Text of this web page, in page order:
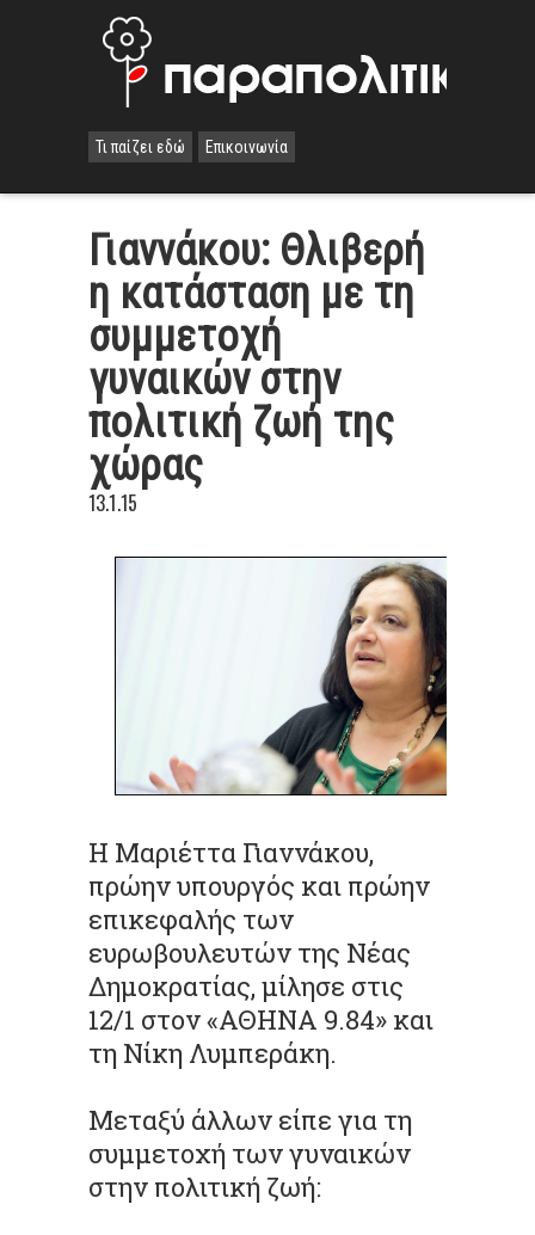
Τι παίζει εδώ Επικοινωνία
Γιαννάκου: Θλιβερή
η κατάσταση με τη
συμμετοχή
γυναικών στην
πολιτική ζωή της
χώρας
13.1.15
Η Μαριέττα Γιαννάκου,
πρώην υπουργός και πρώην
επικεφαλής των
ευρωβουλευτών της Νέας
Δημοκρατίας, μίλησε στις
12/1 στον «ΑΘΗΝΑ 9.84» και
τη Νίκη Λυμπεράκη.
Μεταξύ άλλων είπε για τη
συμμετοχή των γυναικών
στην πολιτική ζωή: